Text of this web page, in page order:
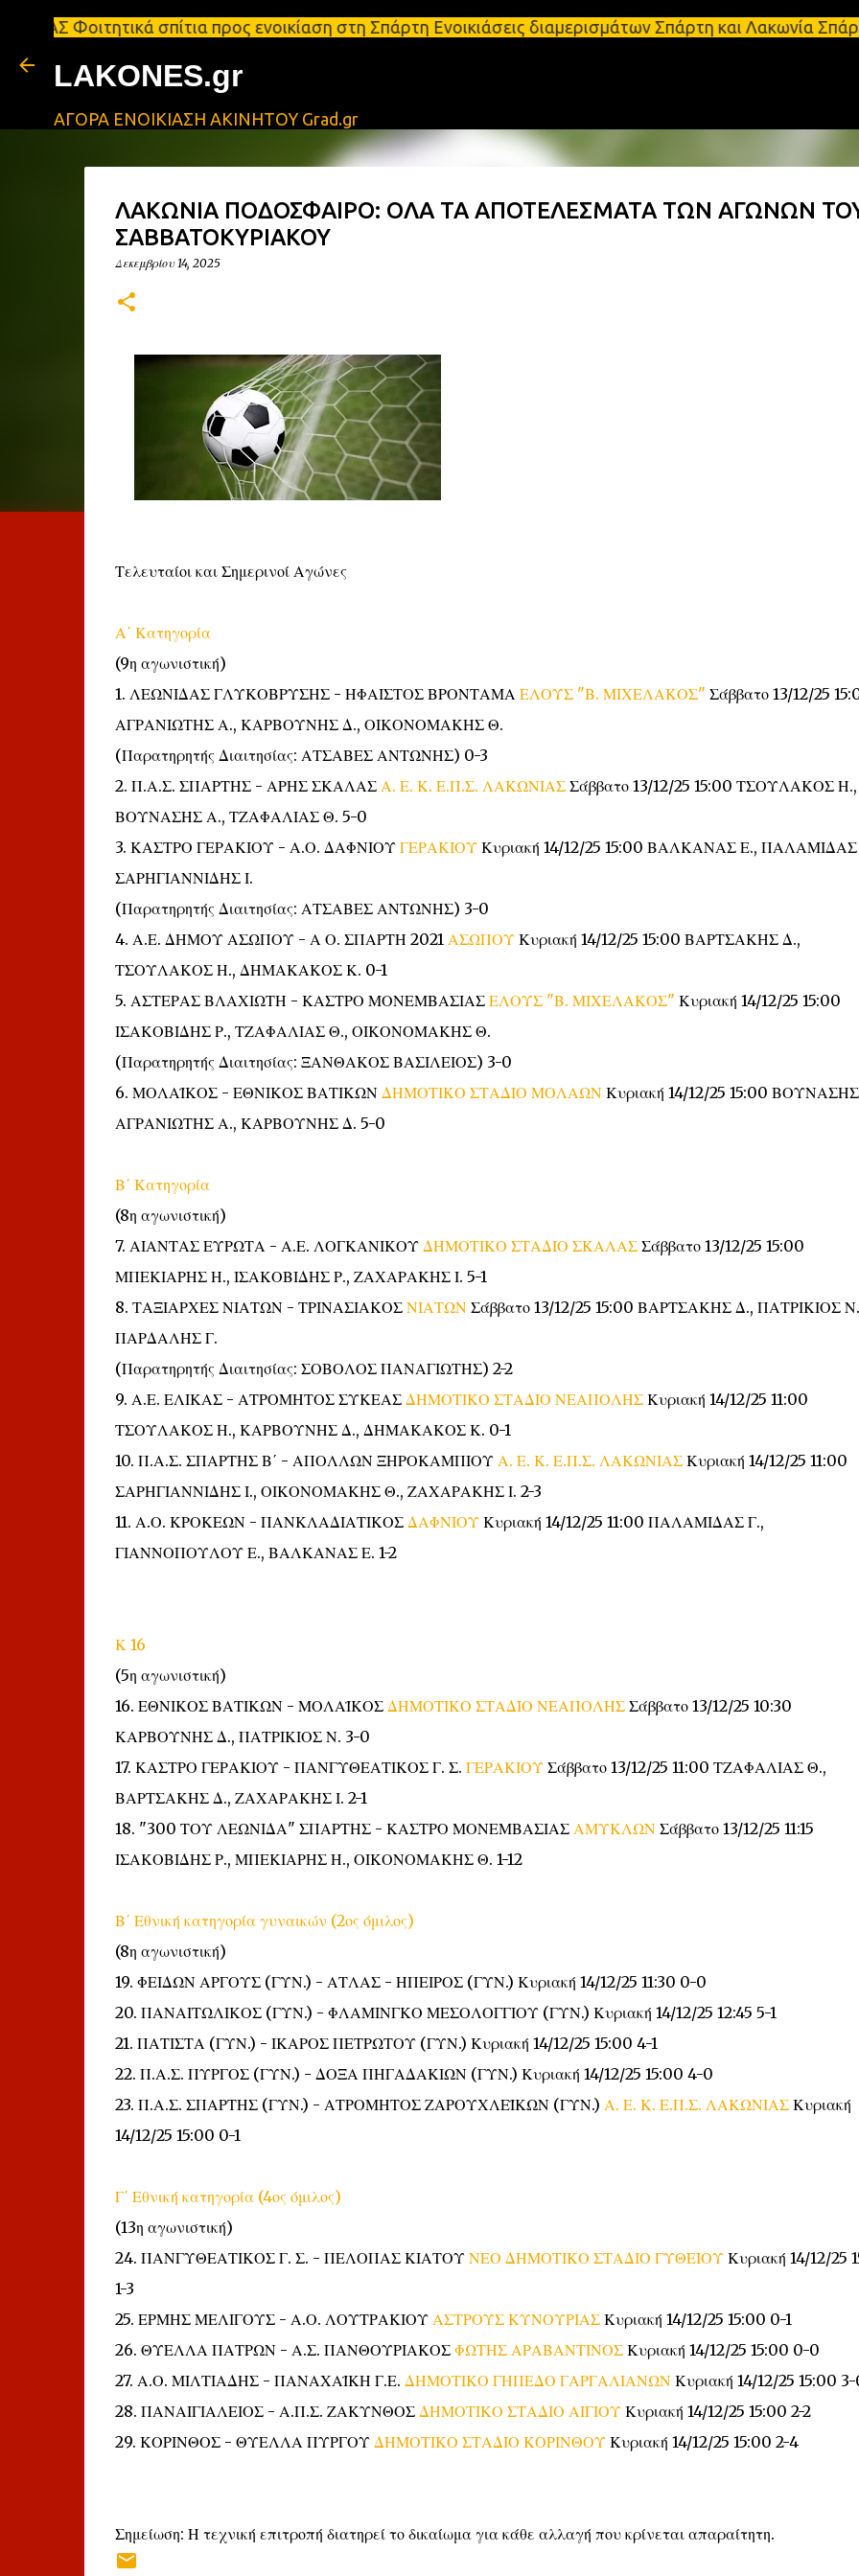
Μετάβαση στο κύριο περιεχόμενο
σπίτια προς ενοικίαση στη Σπάρτη Ενοικιάσεις διαμερισμάτων Σπάρτη και Λακωνία Σπάρτη -
LAKONES.gr
ΑΓΟΡΑ ΕΝΟΙΚΙΑΣΗ ΑΚΙΝΗΤΟΥ Grad.gr
ΛΑΚΩΝΙΑ ΠΟΔΟΣΦΑΙΡΟ: ΟΛΑ ΤΑ ΑΠΟΤΕΛΕΣΜΑΤΑ ΤΩΝ ΑΓΩΝΩΝ
ΣΑΒΒΑΤΟΚΥΡΙΑΚΟΥ
Δεκεμβρίου 14, 2025
Τελευταίοι και Σημερινοί Αγώνες
Α΄ Κατηγορία
(9η αγωνιστική)
1. ΛΕΩΝΙΔΑΣ ΓΛΥΚΟΒΡΥΣΗΣ - ΗΦΑΙΣΤΟΣ ΒΡΟΝΤΑΜΑ ΕΛΟΥΣ "Β. ΜΙΧΕΛΑΚΟΣ" Σάββατο 13/12/25
ΑΓΡΑΝΙΩΤΗΣ Α., ΚΑΡΒΟΥΝΗΣ Δ., ΟΙΚΟΝΟΜΑΚΗΣ Θ.
(Παρατηρητής Διαιτησίας: ΑΤΣΑΒΕΣ ΑΝΤΩΝΗΣ) 0-3
2. Π.Α.Σ. ΣΠΑΡΤΗΣ - ΑΡΗΣ ΣΚΑΛΑΣ Α. Ε. Κ. Ε.Π.Σ. ΛΑΚΩΝΙΑΣΣάββατο 13/12/25 15:00 ΤΣΟΥΛΑΚΟΣ Η.,
ΒΟΥΝΑΣΗΣ Α., ΤΖΑΦΑΛΙΑΣ Θ. 5-0
3. ΚΑΣΤΡΟ ΓΕΡΑΚΙΟΥ - Α.Ο. ΔΑΦΝΙΟΥ ΓΕΡΑΚΙΟΥΚυριακή 14/12/25 15:00 ΒΑΛΚΑΝΑΣ Ε., ΠΑΛΑΜΙΔΑΣ
ΣΑΡΗΓΙΑΝΝΙΔΗΣ Ι.
(Παρατηρητής Διαιτησίας: ΑΤΣΑΒΕΣ ΑΝΤΩΝΗΣ) 3-0
4. Α.Ε. ΔΗΜΟΥ ΑΣΩΠΟΥ - Α Ο. ΣΠΑΡΤΗ 2021 ΑΣΩΠΟΥΚυριακή 14/12/25 15:00 ΒΑΡΤΣΑΚΗΣ Δ.,
ΤΣΟΥΛΑΚΟΣ Η., ΔΗΜΑΚΑΚΟΣ Κ. 0-1
5. ΑΣΤΕΡΑΣ ΒΛΑΧΙΩΤΗ - ΚΑΣΤΡΟ ΜΟΝΕΜΒΑΣΙΑΣ ΕΛΟΥΣ "Β. ΜΙΧΕΛΑΚΟΣ" Κυριακή 14/12/25 15:00
ΙΣΑΚΟΒΙΔΗΣ Ρ., ΤΖΑΦΑΛΙΑΣ Θ., ΟΙΚΟΝΟΜΑΚΗΣ Θ.
(Παρατηρητής Διαιτησίας: ΞΑΝΘΑΚΟΣ ΒΑΣΙΛΕΙΟΣ) 3-0
6. ΜΟΛΑΪΚΟΣ - ΕΘΝΙΚΟΣ ΒΑΤΙΚΩΝ ΔΗΜΟΤΙΚΟ ΣΤΑΔΙΟ ΜΟΛΑΩΝΚυριακή 14/12/25 15:00
ΑΓΡΑΝΙΩΤΗΣ Α., ΚΑΡΒΟΥΝΗΣ Δ. 5-0
Β΄ Κατηγορία
(8η αγωνιστική)
7. ΑΙΑΝΤΑΣ ΕΥΡΩΤΑ - Α.Ε. ΛΟΓΚΑΝΙΚΟΥ ΔΗΜΟΤΙΚΟ ΣΤΑΔΙΟ ΣΚΑΛΑΣΣάββατο 13/12/25 15:00
ΜΠΕΚΙΑΡΗΣ Η., ΙΣΑΚΟΒΙΔΗΣ Ρ., ΖΑΧΑΡΑΚΗΣ Ι. 5-1
8. ΤΑΞΙΑΡΧΕΣ ΝΙΑΤΩΝ - ΤΡΙΝΑΣΙΑΚΟΣ ΝΙΑΤΩΝΣάββατο 13/12/25 15:00 ΒΑΡΤΣΑΚΗΣ Δ., ΠΑΤΡΙΚΙΟΣ
ΠΑΡΔΑΛΗΣ Γ.
(Παρατηρητής Διαιτησίας: ΣΟΒΟΛΟΣ ΠΑΝΑΓΙΩΤΗΣ) 2-2
9. Α.Ε. ΕΛΙΚΑΣ - ΑΤΡΟΜΗΤΟΣ ΣΥΚΕΑΣ ΔΗΜΟΤΙΚΟ ΣΤΑΔΙΟ ΝΕΑΠΟΛΗΣΚυριακή 14/12/25 11:00
ΤΣΟΥΛΑΚΟΣ Η., ΚΑΡΒΟΥΝΗΣ Δ., ΔΗΜΑΚΑΚΟΣ Κ. 0-1
10. Π.Α.Σ. ΣΠΑΡΤΗΣ Β΄ - ΑΠΟΛΛΩΝ ΞΗΡΟΚΑΜΠΙΟΥ Α. Ε. Κ. Ε.Π.Σ. ΛΑΚΩΝΙΑΣΚυριακή 14/12/25 11:00
ΣΑΡΗΓΙΑΝΝΙΔΗΣ Ι., ΟΙΚΟΝΟΜΑΚΗΣ Θ., ΖΑΧΑΡΑΚΗΣ Ι. 2-3
11. Α.Ο. ΚΡΟΚΕΩΝ - ΠΑΝΚΛΑΔΙΑΤΙΚΟΣ ΔΑΦΝΙΟΥΚυριακή 14/12/25 11:00 ΠΑΛΑΜΙΔΑΣ Γ.,
ΓΙΑΝΝΟΠΟΥΛΟΥ Ε., ΒΑΛΚΑΝΑΣ Ε. 1-2
Κ 16
(5η αγωνιστική)
16. ΕΘΝΙΚΟΣ ΒΑΤΙΚΩΝ - ΜΟΛΑΪΚΟΣ ΔΗΜΟΤΙΚΟ ΣΤΑΔΙΟ ΝΕΑΠΟΛΗΣΣάββατο 13/12/25 10:30
ΚΑΡΒΟΥΝΗΣ Δ., ΠΑΤΡΙΚΙΟΣ Ν. 3-0
17. ΚΑΣΤΡΟ ΓΕΡΑΚΙΟΥ - ΠΑΝΓΥΘΕΑΤΙΚΟΣ Γ. Σ. ΓΕΡΑΚΙΟΥΣάββατο 13/12/25 11:00 ΤΖΑΦΑΛΙΑΣ Θ.,
ΒΑΡΤΣΑΚΗΣ Δ., ΖΑΧΑΡΑΚΗΣ Ι. 2-1
18. "300 ΤΟΥ ΛΕΩΝΙΔΑ" ΣΠΑΡΤΗΣ - ΚΑΣΤΡΟ ΜΟΝΕΜΒΑΣΙΑΣ ΑΜΥΚΛΩΝΣάββατο 13/12/25 11:15
ΙΣΑΚΟΒΙΔΗΣ Ρ., ΜΠΕΚΙΑΡΗΣ Η., ΟΙΚΟΝΟΜΑΚΗΣ Θ. 1-12
Β΄ Εθνική κατηγορία γυναικών (2ος όμιλος)
(8η αγωνιστική)
19. ΦΕΙΔΩΝ ΑΡΓΟΥΣ (ΓΥΝ.) - ΑΤΛΑΣ - ΗΠΕΙΡΟΣ (ΓΥΝ.) Κυριακή 14/12/25 11:30 0-0
20. ΠΑΝΑΙΤΩΛΙΚΟΣ (ΓΥΝ.) - ΦΛΑΜΙΝΓΚΟ ΜΕΣΟΛΟΓΓΙΟΥ (ΓΥΝ.) Κυριακή 14/12/25 12:45 5-1
21. ΠΑΤΙΣΤΑ (ΓΥΝ.) - ΙΚΑΡΟΣ ΠΕΤΡΩΤΟΥ (ΓΥΝ.) Κυριακή 14/12/25 15:00 4-1
22. Π.Α.Σ. ΠΥΡΓΟΣ (ΓΥΝ.) - ΔΟΞΑ ΠΗΓΑΔΑΚΙΩΝ (ΓΥΝ.) Κυριακή 14/12/25 15:00 4-0
23. Π.Α.Σ. ΣΠΑΡΤΗΣ (ΓΥΝ.) - ΑΤΡΟΜΗΤΟΣ ΖΑΡΟΥΧΛΕΪΚΩΝ (ΓΥΝ.) Α. Ε. Κ. Ε.Π.Σ. ΛΑΚΩΝΙΑΣΚυριακή
14/12/25 15:00 0-1
Γ΄ Εθνική κατηγορία (4ος όμιλος)
(13η αγωνιστική)
24. ΠΑΝΓΥΘΕΑΤΙΚΟΣ Γ. Σ. - ΠΕΛΟΠΑΣ ΚΙΑΤΟΥ ΝΕΟ ΔΗΜΟΤΙΚΟ ΣΤΑΔΙΟ ΓΥΘΕΙΟΥΚυριακή 14/12/25
1-3
25. ΕΡΜΗΣ ΜΕΛΙΓΟΥΣ - Α.Ο. ΛΟΥΤΡΑΚΙΟΥ ΑΣΤΡΟΥΣ ΚΥΝΟΥΡΙΑΣΚυριακή 14/12/25 15:00 0-1
26. ΘΥΕΛΛΑ ΠΑΤΡΩΝ - Α.Σ. ΠΑΝΘΟΥΡΙΑΚΟΣ ΦΩΤΗΣ ΑΡΑΒΑΝΤΙΝΟΣΚυριακή 14/12/25 15:00 0-0
27. Α.Ο. ΜΙΛΤΙΑΔΗΣ - ΠΑΝΑΧΑΪΚΗ Γ.Ε. ΔΗΜΟΤΙΚΟ ΓΗΠΕΔΟ ΓΑΡΓΑΛΙΑΝΩΝΚυριακή 14/12/25 15:00
28. ΠΑΝΑΙΓΙΑΛΕΙΟΣ - Α.Π.Σ. ΖΑΚΥΝΘΟΣ ΔΗΜΟΤΙΚΟ ΣΤΑΔΙΟ ΑΙΓΙΟΥΚυριακή 14/12/25 15:00 2-2
29. ΚΟΡΙΝΘΟΣ - ΘΥΕΛΛΑ ΠΥΡΓΟΥ ΔΗΜΟΤΙΚΟ ΣΤΑΔΙΟ ΚΟΡΙΝΘΟΥΚυριακή 14/12/25 15:00 2-4
Σημείωση: Η τεχνική επιτροπή διατηρεί το δικαίωμα για κάθε αλλαγή που κρίνεται απαραίτητη.